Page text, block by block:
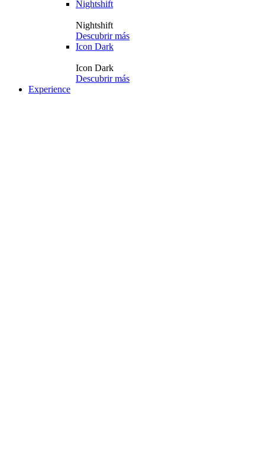
Nightshift
Nightshift
Descubrir más
Icon Dark
Icon Dark
Descubrir más
Experience